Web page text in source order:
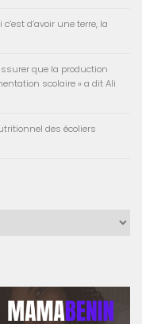
d’avoir une terre, la
que la production
scolaire » a dit Ali
des écoliers